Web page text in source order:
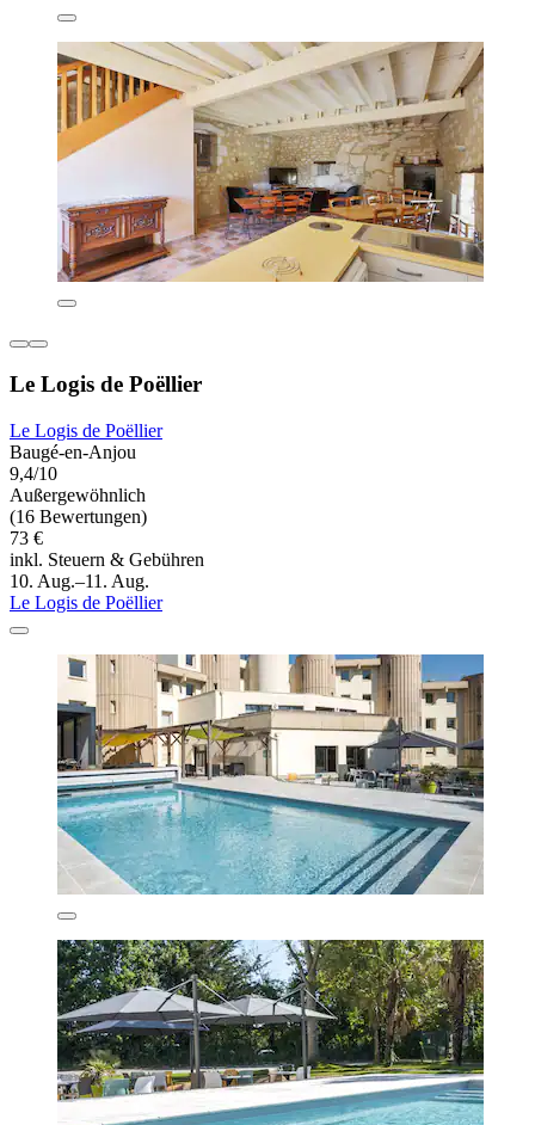
Le Logis de Poëllier
Le Logis de Poëllier
Baugé-en-Anjou
9,4/10
Außergewöhnlich
(16 Bewertungen)
73 €
inkl. Steuern & Gebühren
10. Aug.–11. Aug.
Le Logis de Poëllier